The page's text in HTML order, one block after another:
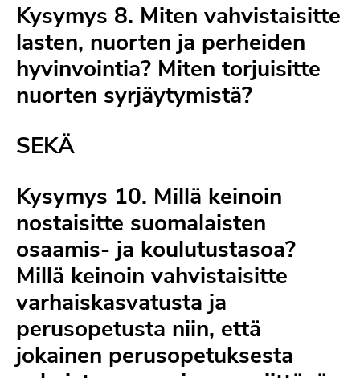
Kysymys 8. Miten vahvistaisitte
lasten, nuorten ja perheiden
hyvinvointia? Miten torjuisitte
nuorten syrjäytymistä?
SEKÄ
Kysymys 10. Millä keinoin
nostaisitte suomalaisten
osaamis- ja koulutustasoa?
Millä keinoin vahvistaisitte
varhaiskasvatusta ja
perusopetusta niin, että
jokainen perusopetuksesta